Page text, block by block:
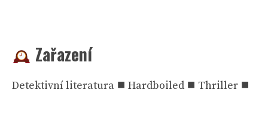
Zařazení
Detektivní literatura ⯀ Hardboiled ⯀ Thriller ⯀